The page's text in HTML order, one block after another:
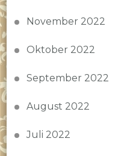
November 2022
Oktober 2022
September 2022
August 2022
Juli 2022